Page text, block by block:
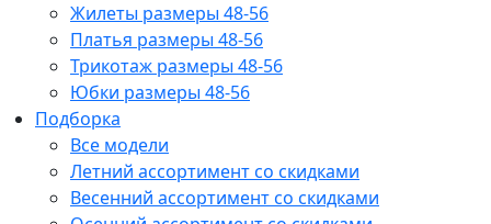
Жилеты размеры 48-56
Платья размеры 48-56
Трикотаж размеры 48-56
Юбки размеры 48-56
Подборка
Все модели
Летний ассортимент со скидками
Весенний ассортимент со скидками